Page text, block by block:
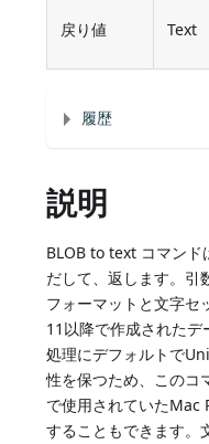
戻り値 Text
履歴
説明
BLOB to text コマンド
だして、返します。引
フォーマットと文字セ
11以降で作成された
処理にデフォルトで
性を保つため、このコ
で使用されていたMac
することもできます。